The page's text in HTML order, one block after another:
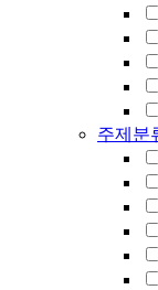
주제분